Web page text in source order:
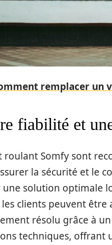
remplacer un
fiabilité et
roulant Somfy sont
la sécurité et le
solution optimale
clients peuvent
résolu grâce à
techniques, offrant